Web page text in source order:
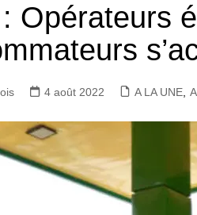
Opérateurs
4 août 2022 A LA UNE